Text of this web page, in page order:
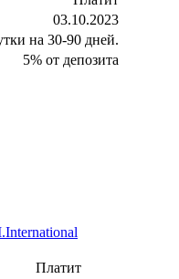
03.10.2023
на 30-90 дней.
5% от депозита
Платит